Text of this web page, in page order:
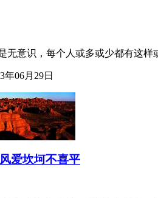
无意识，每个人或多或少都有这
年06月29日
爱坎坷不喜平